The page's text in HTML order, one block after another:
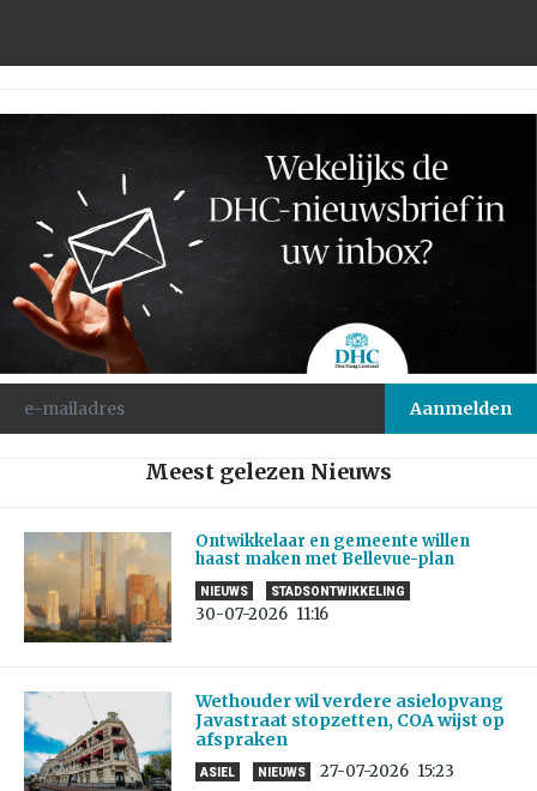
Meest gelezen Nieuws
Ontwikkelaar en gemeente willen
haast maken met Bellevue-plan
NIEUWS STADSONTWIKKELING
30-07-2026 11:16
Wethouder wil verdere asielopvang
Javastraat stopzetten, COA wijst op
afspraken
ASIEL NIEUWS 27-07-2026 15:23